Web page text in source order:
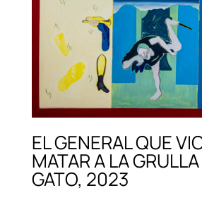
EL GENERAL QUE
MATAR A LA
GATO, 2023